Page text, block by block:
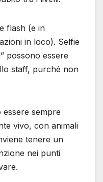
flash (e in
in loco). Selfie
possono essere
staff, purché non
essere sempre
vivo, con animali
tenere un
nei punti